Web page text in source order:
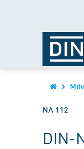
NA 112
DIN-